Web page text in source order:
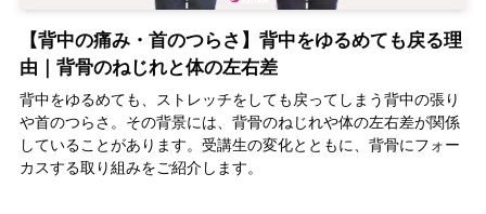
【背中の痛み・首のつらさ】背中をゆるめても戻る理
由｜背骨のねじれと体の左右差
背中をゆるめても、ストレッチをしても戻ってしまう背中の張り
や首のつらさ。その背景には、背骨のねじれや体の左右差が関係
していることがあります。受講生の変化とともに、背骨にフォー
カスする取り組みをご紹介します。